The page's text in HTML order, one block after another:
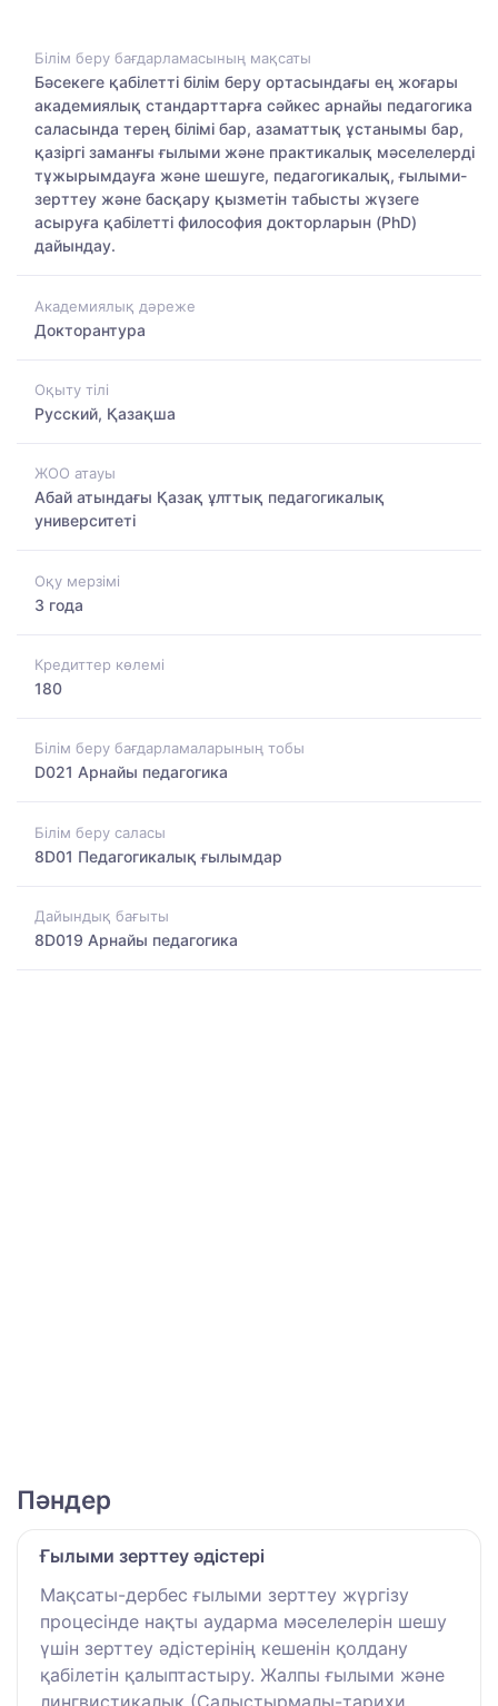
Білім беру бағдарламасының мақсаты
Бәсекеге қабілетті білім беру ортасындағы ең жоғары
академиялық стандарттарға сәйкес арнайы педагогика
саласында терең білімі бар, азаматтық ұстанымы бар,
қазіргі заманғы ғылыми және практикалық мәселелерді
тұжырымдауға және шешуге, педагогикалық, ғылыми-
зерттеу және басқару қызметін табысты жүзеге
асыруға қабілетті философия докторларын (PhD)
дайындау.
Академиялық дәреже
Докторантура
Оқыту тілі
Русский, Қазақша
ЖОО атауы
Абай атындағы Қазақ ұлттық педагогикалық
университеті
Оқу мерзімі
3 года
Кредиттер көлемі
180
Білім беру бағдарламаларының тобы
D021 Арнайы педагогика
Білім беру саласы
8D01 Педагогикалық ғылымдар
Дайындық бағыты
8D019 Арнайы педагогика
Пәндер
Ғылыми зерттеу әдістері
Мақсаты-дербес ғылыми зерттеу жүргізу
процесінде нақты аударма мәселелерін шешу
үшін зерттеу әдістерінің кешенін қолдану
қабілетін қалыптастыру. Жалпы ғылыми және